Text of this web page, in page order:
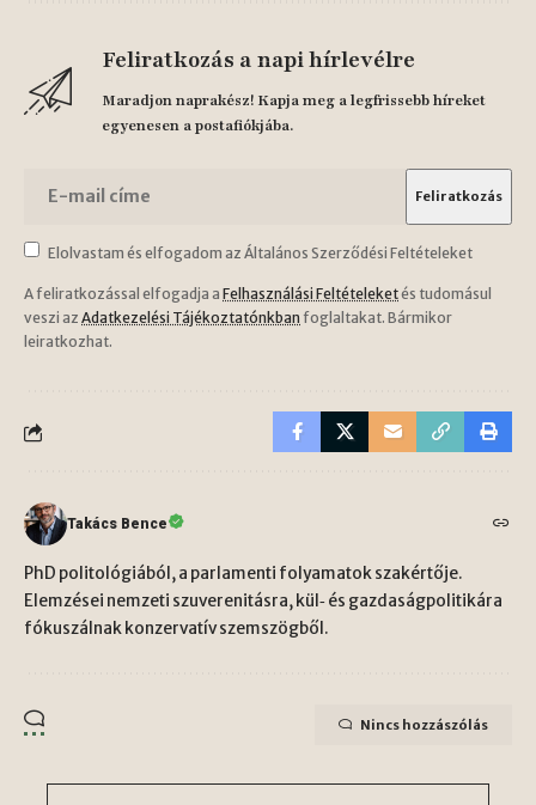
Feliratkozás a napi hírlevélre
Maradjon naprakész! Kapja meg a legfrissebb híreket
egyenesen a postafiókjába.
Elolvastam és elfogadom az Általános Szerződési Feltételeket
A feliratkozással elfogadja a Felhasználási Feltételeketés tudomásul
veszi az Adatkezelési Tájékoztatónkban foglaltakat. Bármikor
leiratkozhat.
Takács Bence
PhD politológiából, a parlamenti folyamatok szakértője.
Elemzései nemzeti szuverenitásra, kül‑ és gazdaságpolitikára
fókuszálnak konzervatív szemszögből.
Nincs hozzászólás